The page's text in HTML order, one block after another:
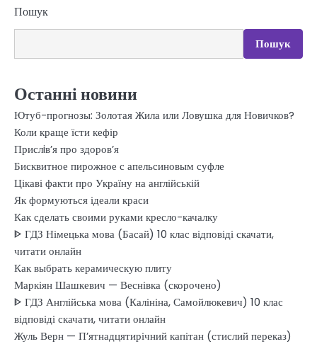
Пошук
Пошук
Останні новини
Ютуб-прогнозы: Золотая Жила или Ловушка для Новичков?
Коли краще їсти кефір
Прислiв’я про здоров’я
Бисквитное пирожное с апельсиновым суфле
Цікаві факти про Україну на англійській
Як формуються ідеали краси
Как сделать своими руками кресло-качалку
ᐈ ГДЗ Німецька мова (Басай) 10 клас відповіді скачати,
читати онлайн
Как выбрать керамическую плиту
Маркіян Шашкевич — Веснівка (скорочено)
ᐈ ГДЗ Англійська мова (Калініна, Самойлюкевич) 10 клас
відповіді скачати, читати онлайн
Жуль Верн — П’ятнадцятирічний капітан (стислий переказ)